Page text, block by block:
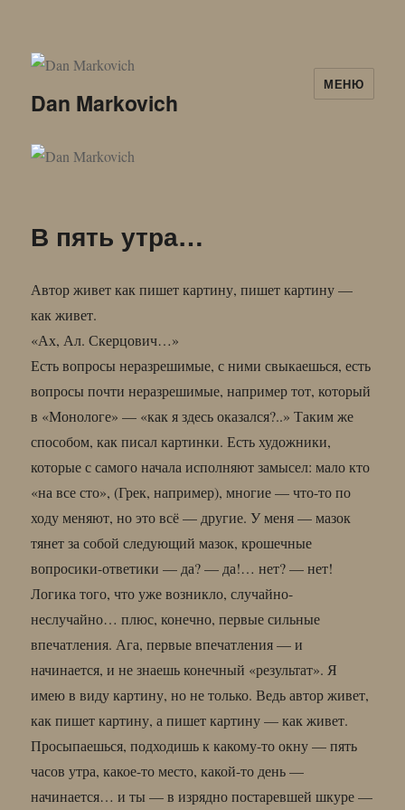
Dan Markovich
МЕНЮ
В пять утра…
Автор живет как пишет картину, пишет картину —
как живет.
«Ах, Ал. Скерцович…»
Есть вопросы неразрешимые, с ними свыкаешься, есть
вопросы почти неразрешимые, например тот, который
в «Монологе» — «как я здесь оказался?..» Таким же
способом, как писал картинки. Есть художники,
которые с самого начала исполняют замысел: мало кто
«на все сто», (Грек, например), многие — что-то по
ходу меняют, но это всё — другие. У меня — мазок
тянет за собой следующий мазок, крошечные
вопросики-ответики — да? — да!… нет? — нет!
Логика того, что уже возникло, случайно-
неслучайно… плюс, конечно, первые сильные
впечатления. Ага, первые впечатления — и
начинается, и не знаешь конечный «результат». Я
имею в виду картину, но не только. Ведь автор живет,
как пишет картину, а пишет картину — как живет.
Просыпаешься, подходишь к какому-то окну — пять
часов утра, какое-то место, какой-то день —
начинается… и ты — в изрядно постаревшей шкуре —